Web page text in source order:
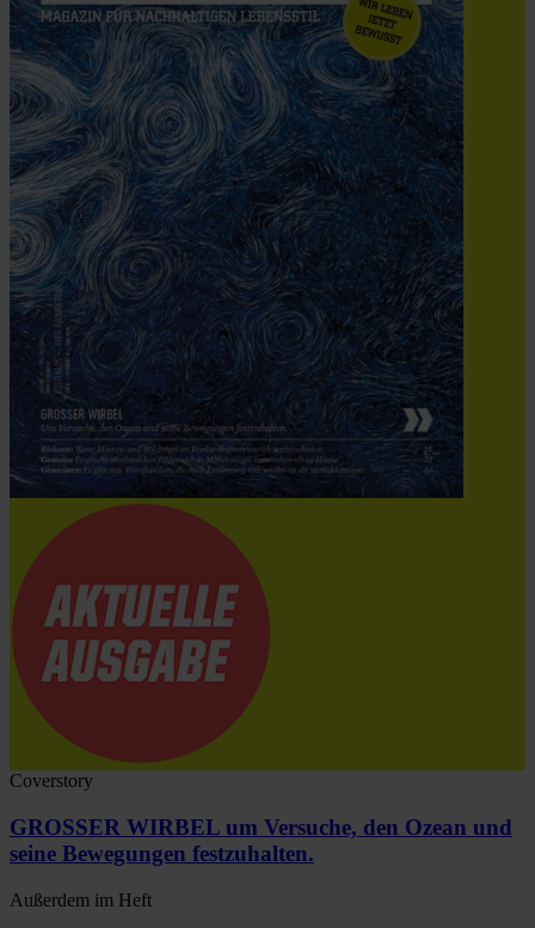
Coverstory
GROSSER WIRBEL um Versuche, den Ozean und
seine Bewegungen festzuhalten.
Außerdem im Heft